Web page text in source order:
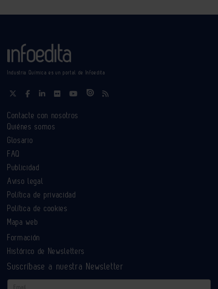
Industria Química es un portal de Infoedita
Contacte con nosotros
Quiénes somos
Glosario
FAQ
Publicidad
Aviso legal
Política de privacidad
Política de cookies
Mapa web
Formación
Histórico de Newsletters
Suscríbase a nuestra Newsletter
Email